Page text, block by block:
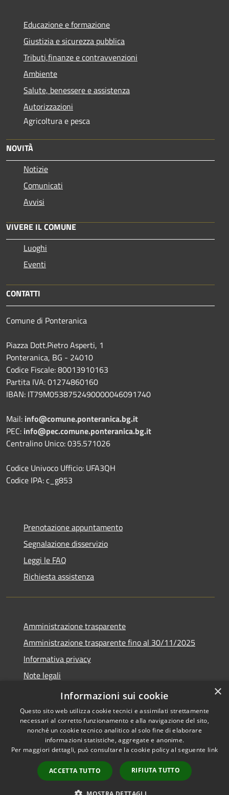
Educazione e formazione
Giustizia e sicurezza pubblica
Tributi,finanze e contravvenzioni
Ambiente
Salute, benessere e assistenza
Autorizzazioni
Agricoltura e pesca
NOVITÀ
Notizie
Comunicati
Avvisi
VIVERE IL COMUNE
Luoghi
Eventi
CONTATTI
Comune di Ponteranica
Piazza Dott.Pietro Asperti, 1
Ponteranica, BG - 24010
Codice Fiscale: 80013910163
Partita IVA: 01274860160
IBAN: IT79M0538752490000046091740
Mail: info@comune.ponteranica.bg.it
PEC: info@pec.comune.ponteranica.bg.it
Centralino Unico: 035.571026
Codice Univoco Ufficio: UFA3QH
Codice IPA: c_g853
Prenotazione appuntamento
Segnalazione disservizio
Leggi le FAQ
Richiesta assistenza
Amministrazione trasparente
Amministrazione trasparente fino al 30/11/2025
Informativa privacy
Note legali
Dichiarazione di accessibilità
Accessibilità
Copyright © 2026 • Comune di
Ponteranica • Powered by
Municipium•
Accesso
redazione
×
Informazioni sui cookie
Questo sito web utilizza cookie tecnici e assimilati strettamente
necessari al corretto funzionamento e alla navigazione del sito,
nonché un cookie tecnico analitico al solo fine di elaborare
informazioni statistiche, aggregate e anonime.
Per maggiori dettagli, può consultare la cookie policy al seguente link
ACCETTA TUTTO RIFIUTA TUTTO